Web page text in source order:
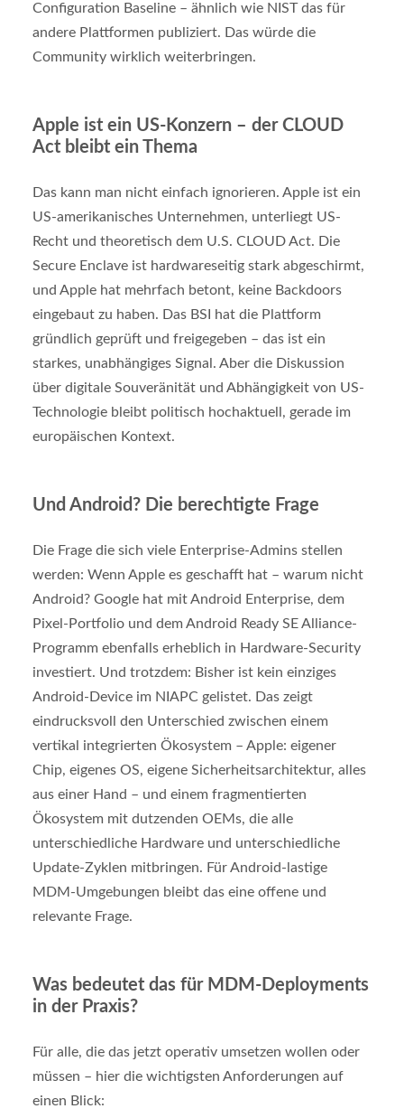
Configuration Baseline – ähnlich wie NIST das für
andere Plattformen publiziert. Das würde die
Community wirklich weiterbringen.
Apple ist ein US-Konzern – der CLOUD
Act bleibt ein Thema
Das kann man nicht einfach ignorieren. Apple ist ein
US-amerikanisches Unternehmen, unterliegt US-
Recht und theoretisch dem U.S. CLOUD Act. Die
Secure Enclave ist hardwareseitig stark abgeschirmt,
und Apple hat mehrfach betont, keine Backdoors
eingebaut zu haben. Das BSI hat die Plattform
gründlich geprüft und freigegeben – das ist ein
starkes, unabhängiges Signal. Aber die Diskussion
über digitale Souveränität und Abhängigkeit von US-
Technologie bleibt politisch hochaktuell, gerade im
europäischen Kontext.
Und Android? Die berechtigte Frage
Die Frage die sich viele Enterprise-Admins stellen
werden: Wenn Apple es geschafft hat – warum nicht
Android? Google hat mit Android Enterprise, dem
Pixel-Portfolio und dem Android Ready SE Alliance-
Programm ebenfalls erheblich in Hardware-Security
investiert. Und trotzdem: Bisher ist kein einziges
Android-Device im NIAPC gelistet. Das zeigt
eindrucksvoll den Unterschied zwischen einem
vertikal integrierten Ökosystem – Apple: eigener
Chip, eigenes OS, eigene Sicherheitsarchitektur, alles
aus einer Hand – und einem fragmentierten
Ökosystem mit dutzenden OEMs, die alle
unterschiedliche Hardware und unterschiedliche
Update-Zyklen mitbringen. Für Android-lastige
MDM-Umgebungen bleibt das eine offene und
relevante Frage.
Was bedeutet das für MDM-Deployments
in der Praxis?
Für alle, die das jetzt operativ umsetzen wollen oder
müssen – hier die wichtigsten Anforderungen auf
einen Blick: